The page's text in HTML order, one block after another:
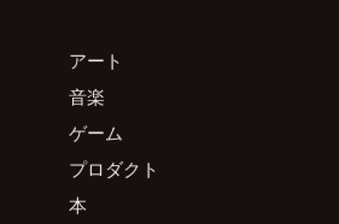
アート
音楽
ゲーム
プロダクト
本